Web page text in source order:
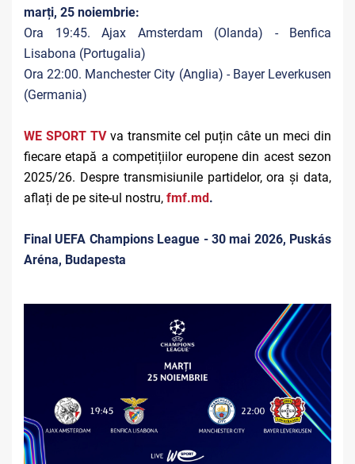
marți, 25 noiembrie:
Ora 19:45. Ajax Amsterdam (Olanda) - Benfica
Lisabona (Portugalia)
Ora 22:00. Manchester City (Anglia) - Bayer Leverkusen
(Germania)
WE SPORT TV va transmite cel puțin câte un meci din
fiecare etapă a competițiilor europene din acest sezon
2025/26. Despre transmisiunile partidelor, ora și data,
aflați de pe site-ul nostru, fmf.md.
Final UEFA Champions League - 30 mai 2026, Puskás
Aréna, Budapesta